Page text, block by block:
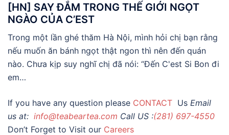
[HN] SAY ĐẮM TRONG THẾ GIỚI NGỌT
NGÀO CỦA C’EST
Trong một lần ghé thăm Hà Nội, mình hỏi chị bạn rằng
nếu muốn ăn bánh ngọt thật ngon thì nên đến quán
nào. Chưa kịp suy nghĩ chị đã nói: “Đến C'est Si Bon đi
em…
If you have any question please CONTACT Us Email
us at: info@teabeartea.com Call US :(281) 697-4550
Don’t Forget to Visit our Careers